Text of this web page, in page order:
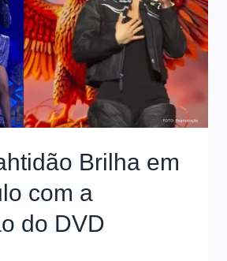
Brilha em
com a
do DVD